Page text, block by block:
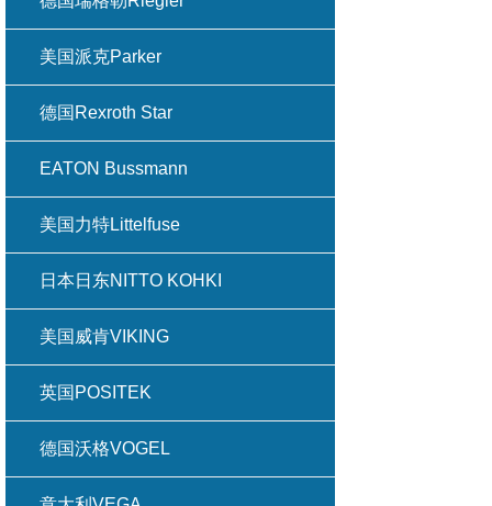
美国派克Parker
德国Rexroth Star
EATON Bussmann
美国力特Littelfuse
日本日东NITTO KOHKI
美国威肯VIKING
英国POSITEK
德国沃格VOGEL